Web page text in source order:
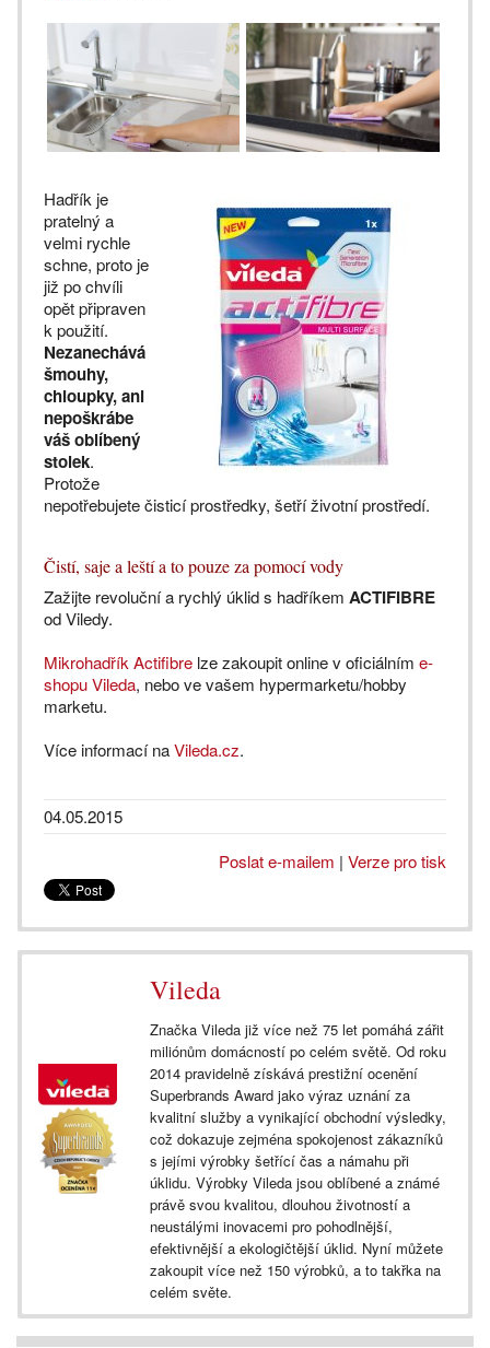
Hadřík je
pratelný a
velmi rychle
schne, proto je
již po chvíli
opět připraven
k použití.
Nezanechává
šmouhy,
chloupky, ani
nepoškrábe
váš oblíbený
stolek.
Protože
nepotřebujete čisticí prostředky, šetří životní prostředí.
Čistí, saje a leští a to pouze za pomocí vody
Zažijte revoluční a rychlý úklid s hadříkem ACTIFIBRE
od Viledy.
Mikrohadřík Actifibre lze zakoupit online v oficiálním e-
shopu Vileda, nebo ve vašem hypermarketu/hobby
marketu.
Více informací naVileda.cz.
04.05.2015
Poslat e-mailem | Verze pro tisk
Vileda
Značka Vileda již více než 75 let pomáhá zářit
miliónům domácností po celém světě. Od roku
2014 pravidelně získává prestižní ocenění
Superbrands Award jako výraz uznání za
kvalitní služby a vynikající obchodní výsledky,
což dokazuje zejména spokojenost zákazníků
s jejími výrobky šetřící čas a námahu při
úklidu. Výrobky Vileda jsou oblíbené a známé
právě svou kvalitou, dlouhou životností a
neustálými inovacemi pro pohodlnější,
efektivnější a ekologičtější úklid. Nyní můžete
zakoupit více než 150 výrobků, a to takřka na
celém světe.